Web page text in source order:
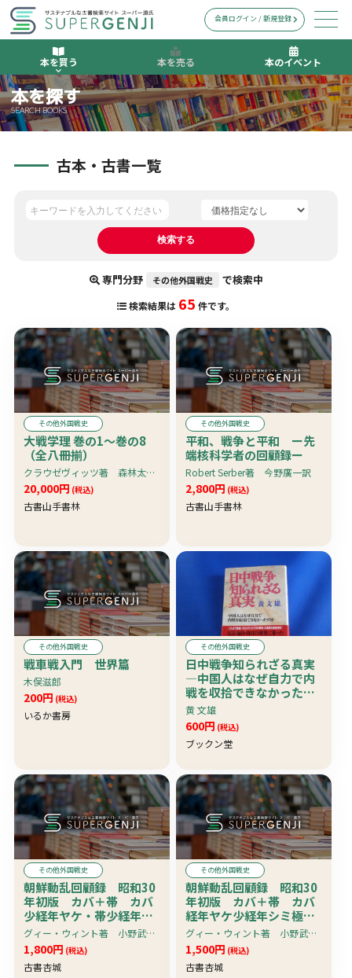
本を買う 本を売る 本のイベント
会員ログイン / 新規登録
本を探す
SEARCH BOOKS
古本・古書一覧
専門分野 その他外国戦史 で検索中
検索結果は 65 件です。
その他外国戦史
大戦学理 巻の1〜巻の8
（全八冊揃）
クラウゼヴィッツ著 森林太郎（森鴎外）・陸軍士官学校訳
20,000円 (税込)
古書山手書林
その他外国戦史
平和、戦争と平和 ー先
端核科学者の回顧録ー
Robert Serber著 今野廣一訳
2,800円 (税込)
古書山手書林
その他外国戦史
戦車戦入門 世界篇
木俣滋郎
200円 (税込)
いるか書房
その他外国戦史
日中戦争知られざる真実
―中国人はなぜ自力で内
戦を収拾できなかったの
か
黄 文雄
600円 (税込)
ブックン堂
その他外国戦史
朝鮮動乱回顧録 昭和30
年初版 カバ＋帯 カバ
少経年ヤケ・帯少経年ヤ
ケ
グィー・ウィント著 小野武雄訳
1,800円 (税込)
古書杏城
その他外国戦史
朝鮮動乱回顧録 昭和30
年初版 カバ＋帯 カバ
経年ヤケ少経年シミ極少
痛・帯経年ヤケ
グィー・ウィント著 小野武雄訳
1,500円 (税込)
古書杏城